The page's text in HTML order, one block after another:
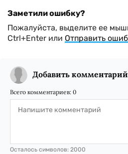
Заметили ошибку?
Пожалуйста, выделите ее
Ctrl+Enter или Отправить
Добавить комментарий
Всего комментариев: 0
Осталось символов: 2000